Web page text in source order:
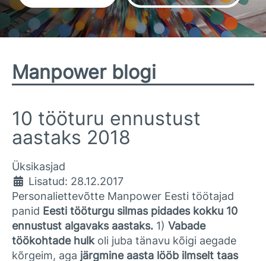
Manpower blogi
10 tööturu ennustust
aastaks 2018
Üksikasjad
Lisatud: 28.12.2017
Personaliettevõtte Manpower Eesti töötajad
panid Eesti tööturgu silmas pidades kokku 10
ennustust algavaks aastaks. 1) Vabade
töökohtade hulkoli juba tänavu kõigi aegade
kõrgeim, aga järgmine aasta lööb ilmselt taas